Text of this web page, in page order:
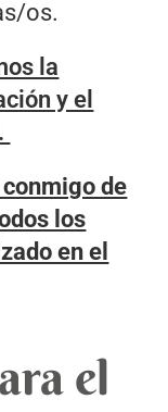
os.
la
y el
de
los
en el
el